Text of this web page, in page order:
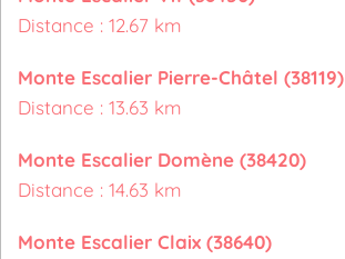
Distance : 12.67 km
Monte Escalier Pierre-Châtel (38119)
Distance : 13.63 km
Monte Escalier Domène (38420)
Distance : 14.63 km
Monte Escalier Claix (38640)